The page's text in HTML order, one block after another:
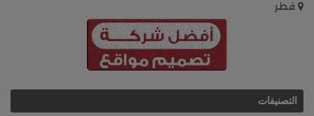
قطر
التصنيفات